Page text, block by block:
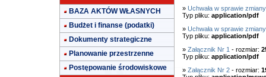
BAZA AKTÓW WŁASNYCH
Budżet i finanse (podatki)
Dokumenty strategiczne
Planowanie przestrzenne
Postępowanie środowiskowe
» Uchwała w sprawie
Typ pliku: application/pdf
» Uchwała w sprawie
Typ pliku: application/pdf
» Załącznik Nr 1 - rozmiar:
Typ pliku: application/pdf
» Załącznik Nr 2- rozmiar: